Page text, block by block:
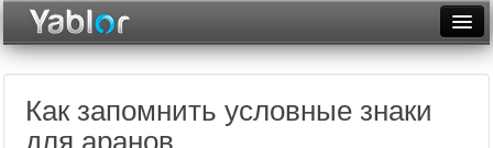
Неделя
Как запомнить условные знаки
для аранов